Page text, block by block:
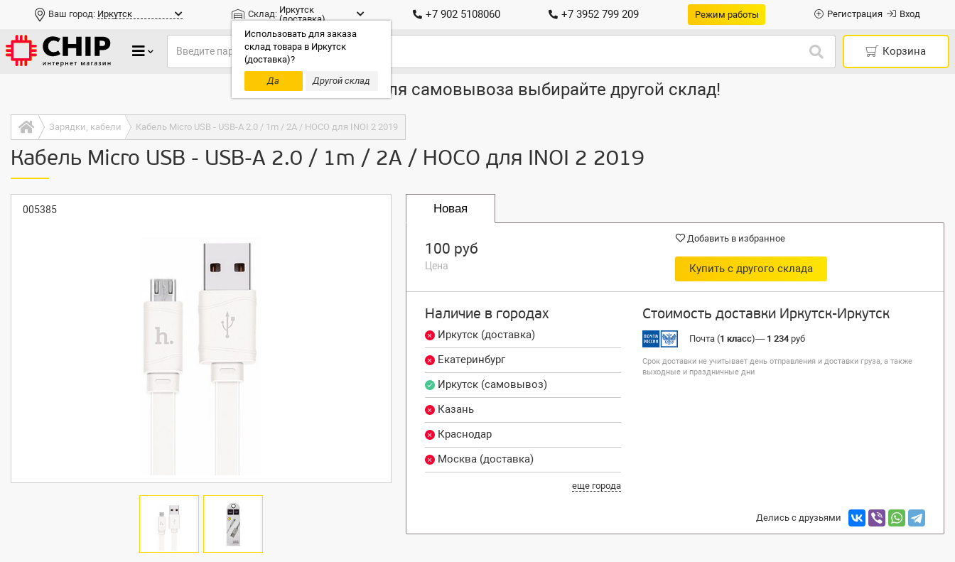
Ваш город: Иркутск Склад: Иркутск
(доставка)
Использовать для заказа
склад товара в Иркутск
(доставка)?
Да
Другой склад
+7 902 5108060 +7 3952 799 209 Режим работы Регистрация Вход
Корзина
Только доставка, для самовывоза выбирайте другой склад!
Зарядки, кабели Кабель Micro USB - USB-A 2.0 / 1m / 2A / HOCO для INOI 2 2019
Кабель Micro USB - USB-A 2.0 / 1m / 2A / HOCO для INOI 2 2019
005385 Новая
100 руб
Цена
Добавить в избранное
Купить с другого склада
Наличие в городах
Иркутск (доставка)
Екатеринбург
Иркутск (самовывоз)
Казань
Краснодар
Москва (доставка)
еще города
Стоимость доставки Иркутск-Иркутск
Почта (1 класс)— 1 234руб
Срок доставки не учитывает день отправления и доставки груза, а также
выходные и праздничные дни
Делись с друзьями